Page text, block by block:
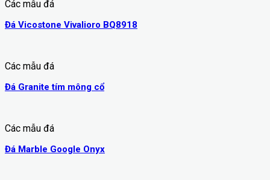
Các mẫu đá
Đá Vicostone Vivalioro BQ8918
Các mẫu đá
Đá Granite tím mông cổ
Các mẫu đá
Đá Marble Google Onyx